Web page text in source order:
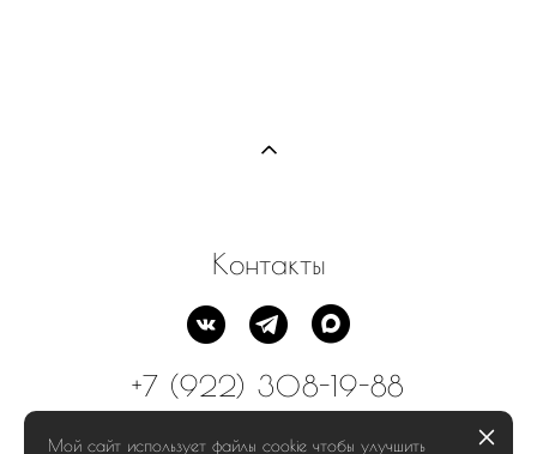
Контакты
+7 (922) 308-19-88
Мой сайт использует файлы cookie чтобы улучшить